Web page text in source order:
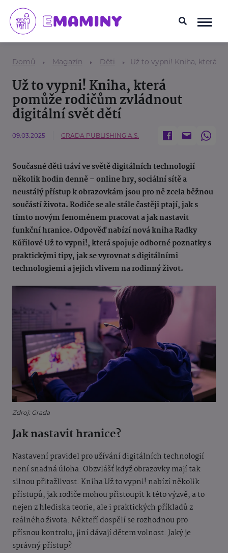
Domů Magazín Děti Už to vypni! Kniha, která
Už to vypni! Kniha, která
pomůže rodičům zvládnout
digitální svět dětí
09.03.2025 GRADA PUBLISHING A.S.
Současné děti tráví ve světě digitálních technologií
několik hodin denně – online hry, sociální sítě a
neustálý přístup k obrazovkám jsou pro ně zcela běžnou
součástí života. Rodiče se ale stále častěji ptají, jak s
tímto novým fenoménem pracovat a jak nastavit
funkční hranice. Odpověď nabízí nová kniha Radky
Kůřilové Už to vypni!, která spojuje odborné poznatky s
praktickými tipy, jak se vyrovnat s digitálními
technologiemi a jejich vlivem na rodinný život.
Zdroj: Grada
Jak nastavit hranice?
Nastavení pravidel pro užívání digitálních technologií
není snadná úloha. Obzvlášť když obrazovky mají tak
silnou přitažlivost. Kniha Už to vypni! nabízí několik
přístupů, jak rodiče mohou přistoupit k této výzvě, a to
nejen z hlediska teorie, ale i praktických příkladů z
reálného života. Někteří dospělí se rozhodnou pro
přísnou kontrolu, jiní dávají dětem volnost. Jaký je
správný přístup?